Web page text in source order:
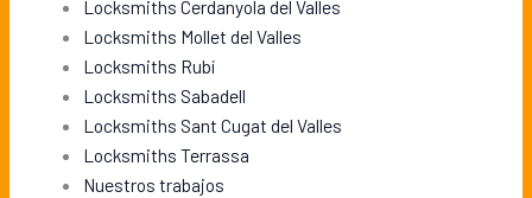
Locksmiths Cerdanyola del Valles
Locksmiths Mollet del Valles
Locksmiths Rubí
Locksmiths Sabadell
Locksmiths Sant Cugat del Valles
Locksmiths Terrassa
Nuestros trabajos